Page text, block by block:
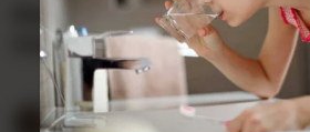
Review Lefant M310:
transforma a limpeza da
Mariana Souza
📅